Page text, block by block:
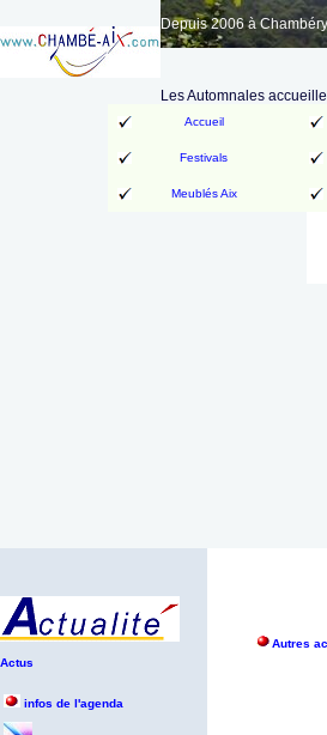
Depuis 2006 à
Les Automnales
Accueil
Festivals
Meublés Aix
Actus
Autres
infos de l'agenda